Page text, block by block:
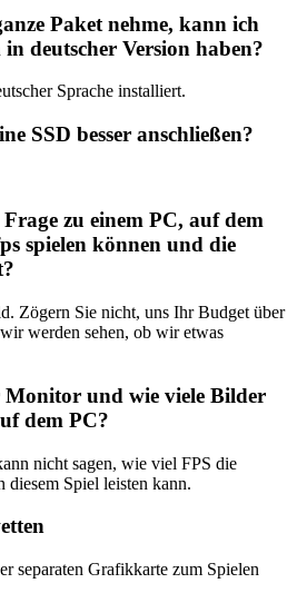
Paket nehme, kann ich
deutscher Version haben?
Sprache installiert.
SSD besser anschließen?
zu einem PC, auf dem
spielen können und die
Zögern Sie nicht, uns Ihr Budget über
werden sehen, ob wir etwas
Monitor und wie viele Bilder
dem PC?
nicht sagen, wie viel FPS die
diesem Spiel leisten kann.
separaten Grafikkarte zum Spielen